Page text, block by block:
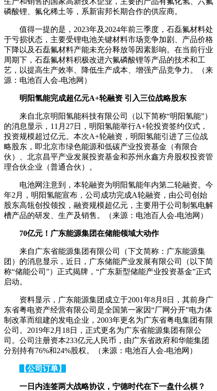
磷酸锂、氟化稀土等，系新宙邦长期合作的供应商。
值得一提的是，2023年及2024年前三季度，石磊氟材料处
于亏损状态，主要受锂电池关键材料市场竞争加剧、产品价格
下降以及石磊氟材料产能未充分释放等因素影响。在当前行业
周期下，石磊氟材料积极改进六氟磷酸锂等产品的技术和工
艺，以提高生产效率、降低生产成本、增强产品竞争力。（来
源：电池百人会-电池网）
明阳氢能完成超亿元A+轮融资 引入三位战略股东
来自北京明阳氢能科技有限公司（以下简称“明阳氢能”）
的消息显示，11月27日，明阳氢能举行A+轮投资签约仪式，
投资规模超过亿元。本次A+轮融资，明阳氢能引进了三位战
略股东，即北京市绿色能源和低碳产业投资基金（有限合
伙）、北京昌平产业发展投资基金和苏州永鑫方舟股权投资管
理合伙企业（普通合伙）。
电池网注意到，本轮融资为明阳氢能年内第二轮融资。今
年2月，明阳氢能宣布，公司成功完成A轮融资，由公司创始
股东高瓴创投领投，融资规模超亿元，主要用于公司制氢电解
槽产品的研发、生产及销售。（来源：电池百人会-电池网）
70亿元！广东能源集团在储能领域大动作
来自广东省能源集团有限公司（下文简称：广东能源集
团）的消息显示，近日，广东储能产业发展有限公司（以下简
称“储能公司”）正式揭牌，“广东新型储能产业投资基金”正式
启动。
资料显示，广东能源集团成立于2001年8月8日，其前身广
东省粤电资产经营有限公司是全国第一家因“厂网分开”电力体
制改革而组建的发电企业，2003年更名为广东省粤电集团有限
公司。2019年2月18日，正式更名为广东省能源集团有限公
司。公司注册资本233亿元人民币，由广东省政府和华能集团
分别持有76%和24%股权。（来源：电池百人会-电池网）
【公司订单】
一日内连签两大战略协议，宁德时代在下一盘什么棋？